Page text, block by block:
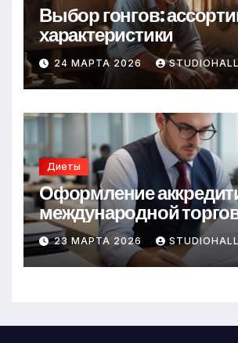
Выбор гонгов:
характеристики
24 МАРТА 2026
Диеты
Оформление
международной
23 МАРТА 2026